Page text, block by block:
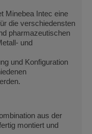
Minebea Intec eine
die verschiedensten
pharmazeutischen
und
und Konfiguration
aus der
montiert und